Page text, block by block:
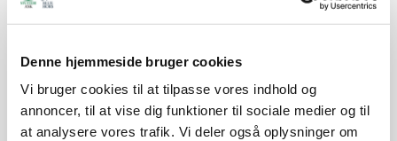
Denne hjemmeside bruger cookies
Vi bruger cookies til at tilpasse vores indhold og
annoncer, til at vise dig funktioner til sociale medier og til
at analysere vores trafik. Vi deler også oplysninger om
noget særligt at vinde, men at vinde på hjemmebane
betyder meget for mig og det ved jeg også gælder de
landstræner Bo K. Møller.
”Vi er virkelig glade, og nu fortsætter vi mod EM, og
forhåbentlig kvalificerer vi os også til finalen i
Longines EEF Series senere på året”